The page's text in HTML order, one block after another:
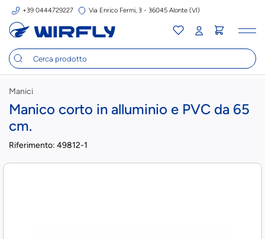
+39 0444729227 Via Enrico Fermi, 3 - 36045 Alonte (VI)
Manici
Manico corto in alluminio e PVC da 65
cm.
Riferimento: 49812-1